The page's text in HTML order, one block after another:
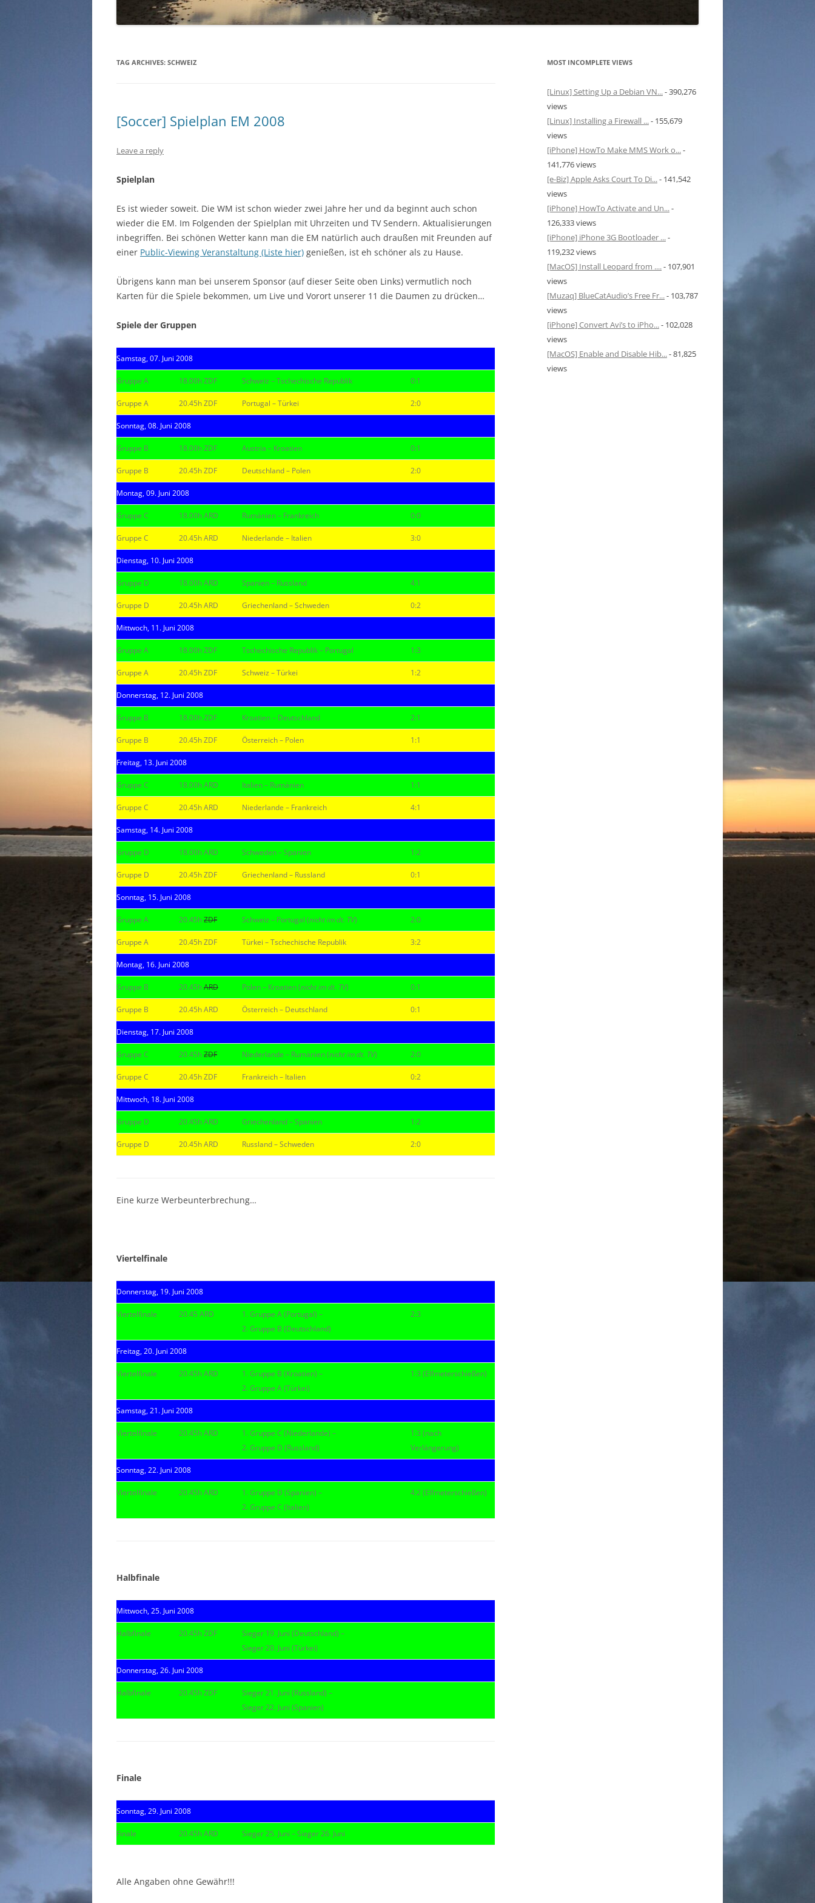
TAG ARCHIVES: SCHWEIZ
[Soccer] Spielplan EM 2008
Leave a reply
Spielplan
Es ist wieder soweit. Die WM ist schon wieder zwei Jahre her und da beginnt auch schon
wieder die EM. Im Folgenden der Spielplan mit Uhrzeiten und TV Sendern. Aktualisierungen
inbegriffen. Bei schönen Wetter kann man die EM natürlich auch draußen mit Freunden auf
einer Public-Viewing Veranstaltung (Liste hier) genießen, ist eh schöner als zu Hause.
Übrigens kann man bei unserem Sponsor (auf dieser Seite oben Links) vermutlich noch
Karten für die Spiele bekommen, um Live und Vorort unserer 11 die Daumen zu drücken…
Spiele der Gruppen
Samstag, 07. Juni 2008
Gruppe A 18.00h ZDF Schweiz – Tschechische Republik 0:1
Gruppe A 20.45h ZDF Portugal – Türkei 2:0
Sonntag, 08. Juni 2008
Gruppe B 18.00h ZDF Austria – Kroatien 0:1
Gruppe B 20.45h ZDF Deutschland – Polen 2:0
Montag, 09. Juni 2008
Gruppe C 18.00h ARD Rumänien – Frankreich 0:0
Gruppe C 20.45h ARD Niederlande – Italien 3:0
Dienstag, 10. Juni 2008
Gruppe D 18.00h ARD Spanien – Russland 4:1
Gruppe D 20.45h ARD Griechenland – Schweden 0:2
Mittwoch, 11. Juni 2008
Gruppe A 18.00h ZDF Tschechische Republik – Portugal 1:3
Gruppe A 20.45h ZDF Schweiz – Türkei 1:2
Donnerstag, 12. Juni 2008
Gruppe B 18.00h ZDF Kroatien – Deutschland 2:1
Gruppe B 20.45h ZDF Österreich – Polen 1:1
Freitag, 13. Juni 2008
Gruppe C 18.00h ARD Italien – Rumänien 1:1
Gruppe C 20.45h ARD Niederlande – Frankreich 4:1
Samstag, 14. Juni 2008
Gruppe D 18.00h ARD Schweden – Spanien 1:2
Gruppe D 20.45h ZDF Griechenland – Russland 0:1
Sonntag, 15. Juni 2008
Gruppe A 20.45hZDF Schweiz – Portugal (nicht im dt. TV) 2:0
Gruppe A 20.45h ZDF Türkei – Tschechische Republik 3:2
Montag, 16. Juni 2008
Gruppe B 20.45hARD Polen – Kroatien (nicht im dt. TV) 0:1
Gruppe B 20.45h ARD Österreich – Deutschland 0:1
Dienstag, 17. Juni 2008
Gruppe C 20.45hZDF Niederlande – Rumänien (nicht im dt. TV) 2:0
Gruppe C 20.45h ZDF Frankreich – Italien 0:2
Mittwoch, 18. Juni 2008
Gruppe D 20.45h ARD Griechenland – Spanien 1:2
Gruppe D 20.45h ARD Russland – Schweden 2:0
Eine kurze Werbeunterbrechung…
Viertelfinale
Donnerstag, 19. Juni 2008
Viertelfinale 20.45 ARD
1. Gruppe A (Portugal) –
2. Gruppe B (Deutschland)
2:3
Freitag, 20. Juni 2008
Viertelfinale 20.45h ARD
1. Gruppe B (Kroatien) –
2. Gruppe A (Türkei)
1:3 (Elfmeterschießen)
Samstag, 21. Juni 2008
Viertelfinale 20.45h ARD
1. Gruppe C (Niederlande) –
2. Gruppe D (Russland)
1:3 (nach
Verlängerung)
Sonntag, 22. Juni 2008
Viertelfinale 20.45h ARD
1. Gruppe D (Spanien) –
2. Gruppe C (Italien)
4:2 (Elfmeterschießen)
Halbfinale
Mittwoch, 25. Juni 2008
Halbfinale 20.45h ZDF
Sieger 19. Juni (Deutschland) –
Sieger 20. Juni (Türkei)
Donnerstag, 26. Juni 2008
Halbfinale 20.45h ZDF
Sieger 21. Juni (Russland) –
Sieger 22. Juni (Spanien)
Finale
Sonntag, 29. Juni 2008
Finale 20.45h ARD Sieger 25. Juni – Sieger 26. Juni
Alle Angaben ohne Gewähr!!!
MOST INCOMPLETE VIEWS
[Linux] Setting Up a Debian VN...- 390,276
views
[Linux] Installing a Firewall ...- 155,679
views
[iPhone] HowTo Make MMS Work o...-
141,776 views
[e-Biz] Apple Asks Court To Di...- 141,542
views
[iPhone] HowTo Activate and Un...-
126,333 views
[iPhone] iPhone 3G Bootloader ...-
119,232 views
[MacOS] Install Leopard from ....- 107,901
views
[Muzaq] BlueCatAudio’s Free Fr...- 103,787
views
[iPhone] Convert Avi’s to iPho...- 102,028
views
[MacOS] Enable and Disable Hib...- 81,825
views